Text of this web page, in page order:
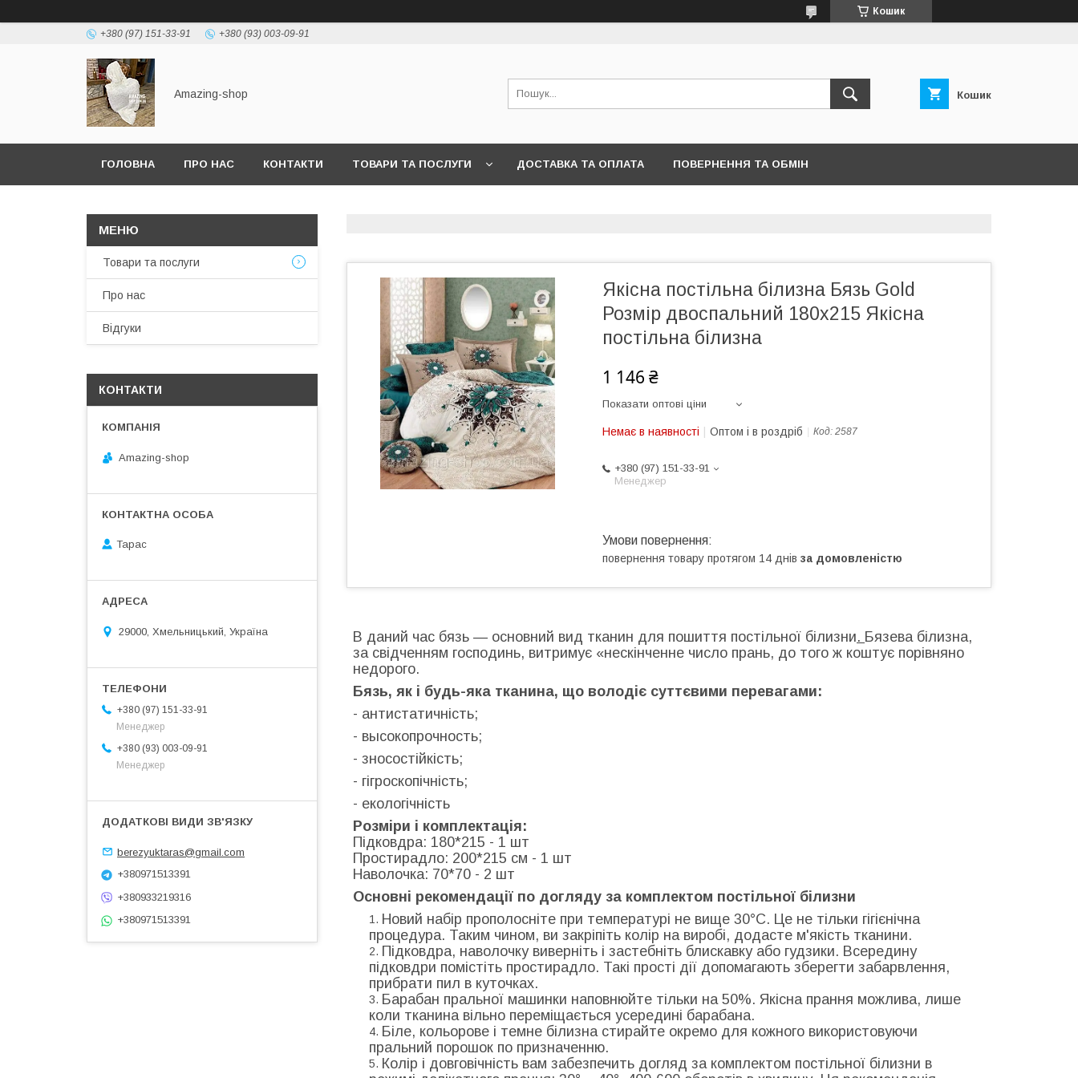
Кошик
+380 (97) 151-33-91 +380 (93) 003-09-91
Amazing-shop Кошик
ГОЛОВНА ПРО НАС КОНТАКТИ ТОВАРИ ТА ПОСЛУГИ ДОСТАВКА ТА ОПЛАТА ПОВЕРНЕННЯ ТА ОБМІН
Якісна постільна білизна Бязь Gold
Розмір двоспальний 180х215 Якісна
постільна білизна
1 146 ₴
Показати оптові ціни
Немає в наявності Оптом і в роздріб Код: 2587
+380 (97) 151-33-91
Менеджер
повернення товару протягом 14 днів за домовленістю
В даний час бязь — основний вид тканин для пошиття постільної білизни. Бязева білизна,
за свідченням господинь, витримує «нескінченне число прань, до того ж коштує порівняно
недорого.
Бязь, як і будь-яка тканина, що володіє суттєвими перевагами:
- антистатичність;
- высокопрочность;
- зносостійкість;
- гігроскопічність;
- екологічність
Розміри і комплектація:
Підковдра: 180*215 - 1 шт
Простирадло: 200*215 см - 1 шт
Наволочка: 70*70 - 2 шт
Основні рекомендації по догляду за комплектом постільної білизни
Новий набір прополосніте при температурі не вище 30°С. Це не тільки гігієнічна
процедура. Таким чином, ви закріпіть колір на виробі, додасте м'якість тканини.
Підковдра, наволочку виверніть і застебніть блискавку або гудзики. Всередину
підковдри помістіть простирадло. Такі прості дії допомагають зберегти забарвлення,
прибрати пил в куточках.
Барабан пральної машинки наповнюйте тільки на 50%. Якісна прання можлива, лише
коли тканина вільно переміщається усередині барабана.
Біле, кольорове і темне білизна стирайте окремо для кожного використовуючи
пральний порошок по призначенню.
Колір і довговічність вам забезпечить догляд за комплектом постільної білизни в
Товари та послуги
Про нас
Відгуки
КОНТАКТИ
Amazing-shop
Тарас
29000, Хмельницький, Україна
+380 (97) 151-33-91
Менеджер
+380 (93) 003-09-91
Менеджер
berezyuktaras@gmail.com
+380971513391
+380933219316
+380971513391